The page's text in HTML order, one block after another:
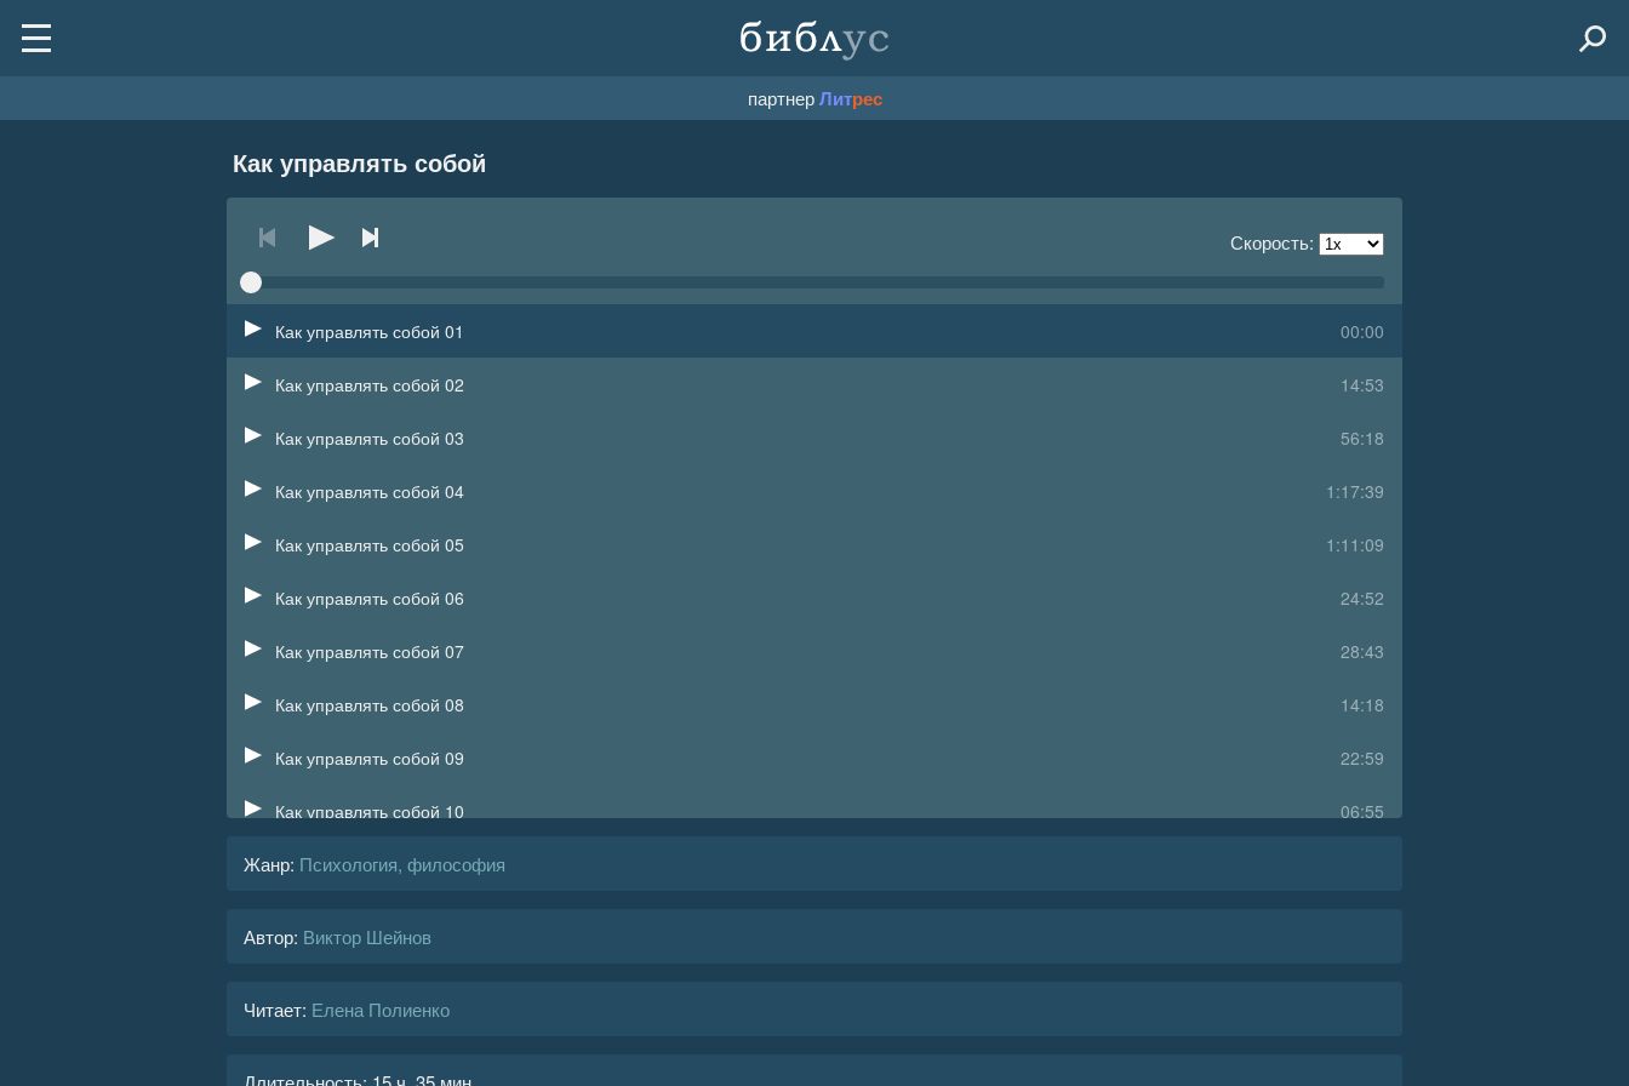
партнерЛитрес
Как управлять собой
Скорость:
00:00
Как управлять собой 01
14:53
Как управлять собой 02
56:18
Как управлять собой 03
1:17:39
Как управлять собой 04
1:11:09
Как управлять собой 05
24:52
Как управлять собой 06
28:43
Как управлять собой 07
14:18
Как управлять собой 08
22:59
Как управлять собой 09
06:55
Как управлять собой 10
Как управлять собой 11
Как управлять собой 14
Как управлять собой 15
Жанр: Психология, философия
Автор: Виктор Шейнов
Читает: Елена Полиенко